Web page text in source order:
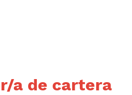
a de cartera